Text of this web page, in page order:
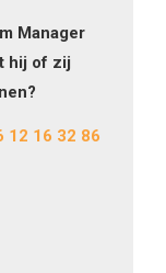
Manager
hij of zij
12 16 32 86